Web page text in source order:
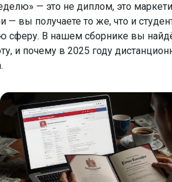
— это не диплом, это
— вы получаете то же, что и
сферу. В нашем сборнике вы
и почему в 2025 году